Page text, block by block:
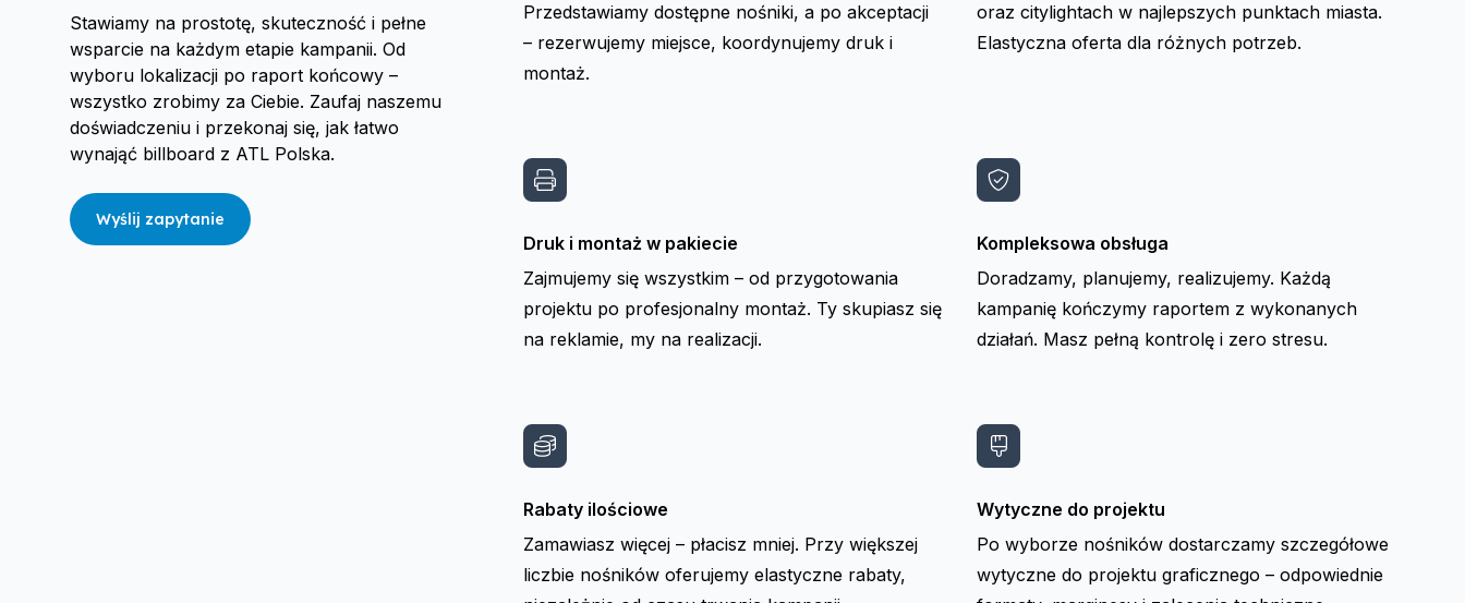
Stawiamy na prostotę, skuteczność i pełne
wsparcie na każdym etapie kampanii. Od
wyboru lokalizacji po raport końcowy –
wszystko zrobimy za Ciebie. Zaufaj naszemu
doświadczeniu i przekonaj się, jak łatwo
wynająć billboard z ATL Polska.
Wyślij zapytanie
Przedstawiamy dostępne nośniki, a po akceptacji
– rezerwujemy miejsce, koordynujemy druk i
montaż.
oraz citylightach w najlepszych punktach miasta.
Elastyczna oferta dla różnych potrzeb.
Druk i montaż w pakiecie
Zajmujemy się wszystkim – od przygotowania
projektu po profesjonalny montaż. Ty skupiasz się
na reklamie, my na realizacji.
Kompleksowa obsługa
Doradzamy, planujemy, realizujemy. Każdą
kampanię kończymy raportem z wykonanych
działań. Masz pełną kontrolę i zero stresu.
Rabaty ilościowe
Zamawiasz więcej – płacisz mniej. Przy większej
liczbie nośników oferujemy elastyczne rabaty,
Wytyczne do projektu
Po wyborze nośników dostarczamy szczegółowe
wytyczne do projektu graficznego – odpowiednie